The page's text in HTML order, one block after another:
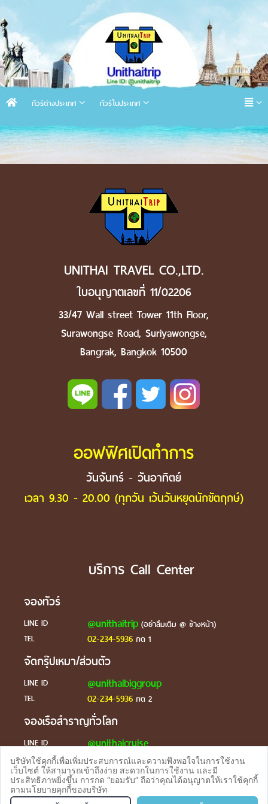
ทัวร์ต่างประเทศ ทัวร์ในประเทศ
จองทัวร TEL
UNITHAI TRAVEL CO.,LTD.
ใบอนุญาตเลขที่ 11/02206
33/47 Wall street Tower 11th Floor,
Surawongse Road, Suriyawongse,
Bangrak, Bangkok 10500
ออฟฟิศเปิดทำการ
วันจันทร์ - วันอาทิตย์
เวลา 9.30 - 20.00 (ทุกวัน เว้นวันหยุดนักขัตฤกษ์)
บริการ Call Center
จองทัวร์
LINE ID @unithaitrip(อย่าลืมเติม @ ข้างหน้า)
TEL
02-234-5936กด 1
จัดกรุ๊ปเหมา/ส่วนตัว
LINE ID @unithaibiggroup
TEL 02-234-5936กด 2
จองเรือสำราญทั่วโลก
LINE ID @unithaicruise
ร้องเรียน
LINE ID @unithaicare
บริษัทใช้คุกกี้เพื่อเพิ่มประสบการณ์และความพึงพอใจในการใช้งาน
เว็บไซต์ ให้สามารถเข้าถึงง่าย สะดวกในการใช้งาน และมี
ประสิทธิภาพยิ่งขึ้น การกด “ยอมรับ” ถือว่าคุณได้อนุญาตให้เราใช้คุกกี้
ตามนโยบายคุกกี้ของบริษัท